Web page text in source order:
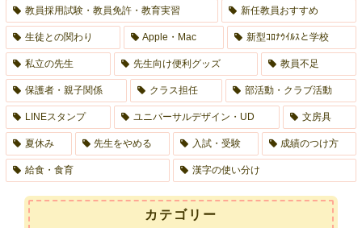
教員採用試験・教員免許・教育実習 新任教員おすすめ
生徒との関わり Apple・Mac 新型ｺﾛﾅｳｲﾙｽと学校
私立の先生 先生向け便利グッズ 教員不足
保護者・親子関係 クラス担任 部活動・クラブ活動
LINEスタンプ ユニバーサルデザイン・UD 文房具
夏休み 先生をやめる 入試・受験 成績のつけ方
給食・食育 漢字の使い分け
カテゴリー